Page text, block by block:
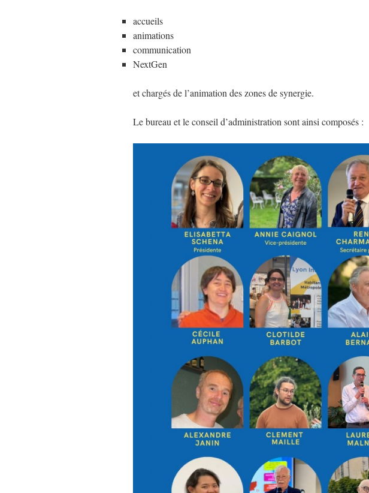
accueils
animations
communication
NextGen
et chargés de l’animation des zones de synergie.
Le bureau et le conseil d’administration sont ainsi composés :